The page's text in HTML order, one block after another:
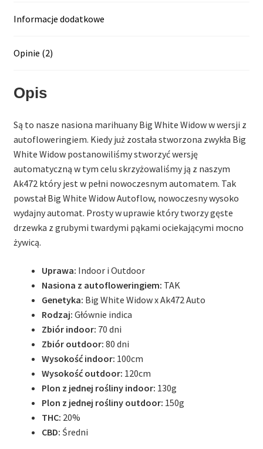
Informacje dodatkowe
Opinie (2)
Opis
Są to nasze nasiona marihuany Big White Widow w wersji z
autofloweringiem. Kiedy już została stworzona zwykła Big
White Widow postanowiliśmy stworzyć wersję
automatyczną w tym celu skrzyżowaliśmy ją z naszym
Ak472 który jest w pełni nowoczesnym automatem. Tak
powstał Big White Widow Autoflow, nowoczesny wysoko
wydajny automat. Prosty w uprawie który tworzy gęste
drzewka z grubymi twardymi pąkami ociekającymi mocno
żywicą.
Uprawa: Indoor i Outdoor
Nasiona z autofloweringiem: TAK
Genetyka: Big White Widow x Ak472 Auto
Rodzaj: Głównie indica
Zbiór indoor: 70 dni
Zbiór outdoor: 80 dni
Wysokość indoor: 100cm
Wysokość outdoor: 120cm
Plon z jednej rośliny indoor: 130g
Plon z jednej rośliny outdoor: 150g
THC: 20%
CBD: Średni